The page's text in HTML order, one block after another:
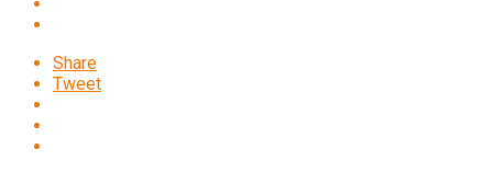
Share
Tweet